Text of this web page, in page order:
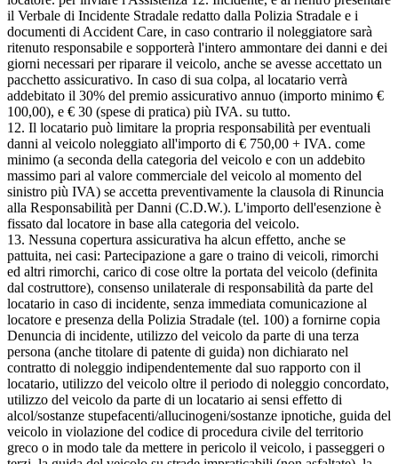
il Verbale di Incidente Stradale redatto dalla Polizia Stradale e i
documenti di Accident Care, in caso contrario il noleggiatore sarà
ritenuto responsabile e sopporterà l'intero ammontare dei danni e dei
giorni necessari per riparare il veicolo, anche se avesse accettato un
pacchetto assicurativo. In caso di sua colpa, al locatario verrà
addebitato il 30% del premio assicurativo annuo (importo minimo €
100,00), e € 30 (spese di pratica) più IVA. su tutto.
12. Il locatario può limitare la propria responsabilità per eventuali
danni al veicolo noleggiato all'importo di € 750,00 + IVA. come
minimo (a seconda della categoria del veicolo e con un addebito
massimo pari al valore commerciale del veicolo al momento del
sinistro più IVA) se accetta preventivamente la clausola di Rinuncia
alla Responsabilità per Danni (C.D.W.). L'importo dell'esenzione è
fissato dal locatore in base alla categoria del veicolo.
13. Nessuna copertura assicurativa ha alcun effetto, anche se
pattuita, nei casi: Partecipazione a gare o traino di veicoli, rimorchi
ed altri rimorchi, carico di cose oltre la portata del veicolo (definita
dal costruttore), consenso unilaterale di responsabilità da parte del
locatario in caso di incidente, senza immediata comunicazione al
locatore e presenza della Polizia Stradale (tel. 100) a fornirne copia
Denuncia di incidente, utilizzo del veicolo da parte di una terza
persona (anche titolare di patente di guida) non dichiarato nel
contratto di noleggio indipendentemente dal suo rapporto con il
locatario, utilizzo del veicolo oltre il periodo di noleggio concordato,
utilizzo del veicolo da parte di un locatario ai sensi effetto di
alcol/sostanze stupefacenti/allucinogeni/sostanze ipnotiche, guida del
veicolo in violazione del codice di procedura civile del territorio
greco o in modo tale da mettere in pericolo il veicolo, i passeggeri o